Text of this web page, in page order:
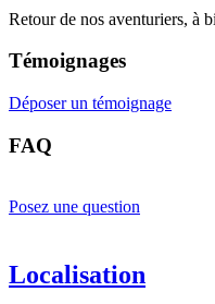
Retour de nos aventuriers, à
Témoignages
Déposer un témoignage
FAQ
Posez une question
Localisation